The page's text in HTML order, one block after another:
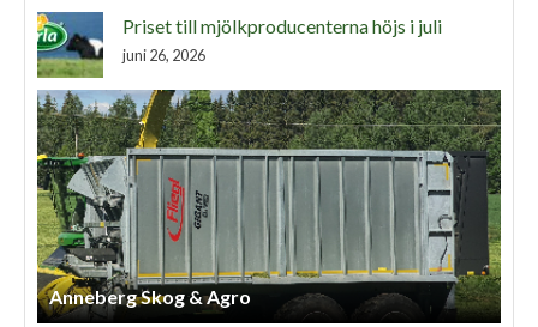
Priset till mjölkproducenterna höjs i juli
juni 26, 2026
Anneberg Skog & Agro